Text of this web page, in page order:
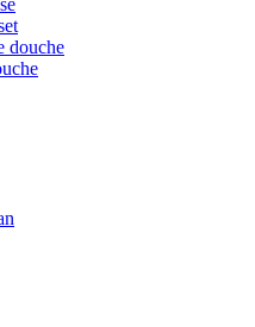
douche